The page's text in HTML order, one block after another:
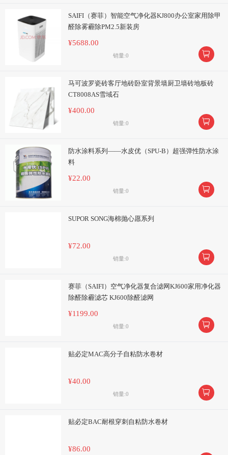
SAIFI（赛菲）智能空气净化器KJ800办公室家用除甲
醛除雾霾除PM2.5新装房
¥5688.00
销量:0 
马可波罗瓷砖客厅地砖卧室背景墙厨卫墙砖地板砖
CT8008AS雪域石
¥400.00
销量:0 
防水涂料系列——水皮优（SPU-B）超强弹性防水涂
料
¥22.00
销量:0 
SUPOR SONG海棉抛心愿系列
¥72.00
销量:0 
赛菲（SAIFI）空气净化器复合滤网KJ600家用净化器
除醛除霾滤芯 KJ600除醛滤网
¥1199.00
销量:0 
贴必定MAC高分子自粘防水卷材
¥40.00
销量:0 
贴必定BAC耐根穿刺自粘防水卷材
¥86.00